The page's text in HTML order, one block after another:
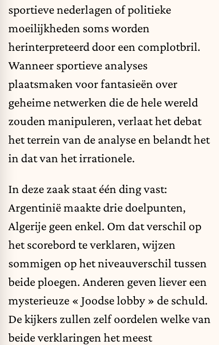
sportieve nederlagen of politieke
moeilijkheden soms worden
herinterpreteerd door een complotbril.
Wanneer sportieve analyses
plaatsmaken voor fantasieën over
geheime netwerken die de hele wereld
zouden manipuleren, verlaat het debat
het terrein van de analyse en belandt het
in dat van het irrationele.
In deze zaak staat één ding vast:
Argentinië maakte drie doelpunten,
Algerije geen enkel. Om dat verschil op
het scorebord te verklaren, wijzen
sommigen op het niveauverschil tussen
beide ploegen. Anderen geven liever een
mysterieuze « Joodse lobby » de schuld.
De kijkers zullen zelf oordelen welke van
beide verklaringen het meest